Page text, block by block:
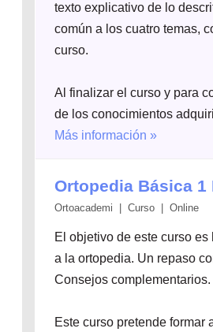
texto explicativo de lo
común a los cuatro temas,
curso.
Al finalizar el curso y para
de los conocimientos
Más información »
Ortopedia Básica
Ortoacademi | Curso | Online
El objetivo de este curso
a la ortopedia. Un repaso
Consejos complementarios.
Este curso pretende